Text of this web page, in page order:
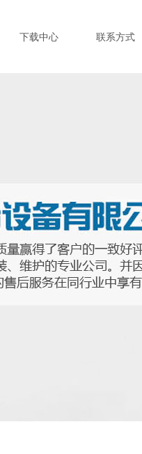
下载中心 联系方式